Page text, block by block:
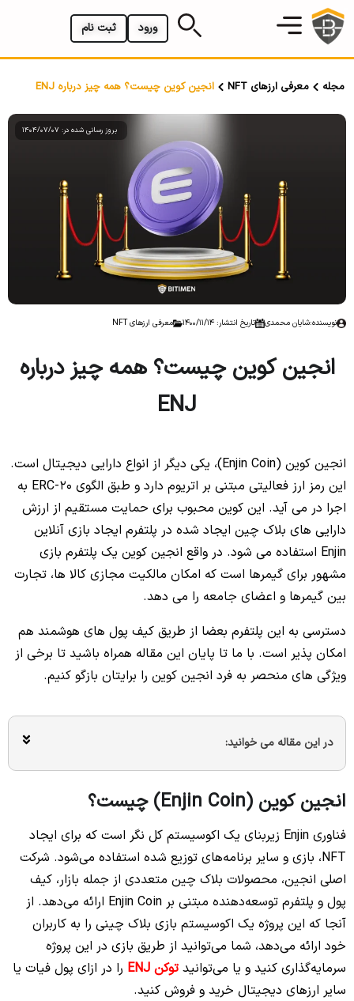
ثبت نام ورود
مجله معرفی ارزهای NFT انجین کوین چیست؟ همه چیز درباره ENJ
بروز رسانی شده در: 1404/07/07
نویسنده:شایان محمدی تاریخ انتشار: 1400/11/14 معرفی ارزهای NFT
انجین کوین چیست؟ همه چیز درباره
ENJ
انجین کوین (Enjin Coin)، یکی دیگر از انواع دارایی دیجیتال است.
این رمز ارز فعالیتی مبتنی بر اتریوم دارد و طبق الگوی ERC-20 به
اجرا در می آید. این کوین محبوب برای حمایت مستقیم از ارزش
دارایی های بلاک چین ایجاد شده در پلتفرم ایجاد بازی آنلاین
Enjin استفاده می شود. در واقع انجین کوین یک پلتفرم بازی
مشهور برای گیمرها است که امکان مالکیت مجازی کالا ها، تجارت
بین گیمرها و اعضای جامعه را می دهد.
دسترسی به این پلتفرم بعضا از طریق کیف پول های هوشمند هم
امکان پذیر است. با ما تا پایان این مقاله همراه باشید تا برخی از
ویژگی های منحصر به فرد انجین کوین را برایتان بازگو کنیم.
در این مقاله می خوانید:
انجین کوین (Enjin Coin) چیست؟
فناوری Enjin زیربنای یک اکوسیستم کل نگر است که برای ایجاد
NFT، بازی و سایر برنامه‌های توزیع شده استفاده می‌شود. شرکت
اصلی انجین، محصولات بلاک چین متعددی از جمله بازار، کیف
پول و پلتفرم توسعه‌دهنده مبتنی بر Enjin Coin ارائه می‌‌دهد. از
آنجا که این پروژه یک اکوسیستم بازی بلاک چینی را به کاربران
خود ارائه می‌دهد، شما می‌توانید از طریق بازی در این پروژه
سرمایه‌گذاری کنید و یا می‌توانیدتوکن ENJ
را در ازای پول فیات یا
سایر ارزهای دیجیتال خرید و فروش کنید.